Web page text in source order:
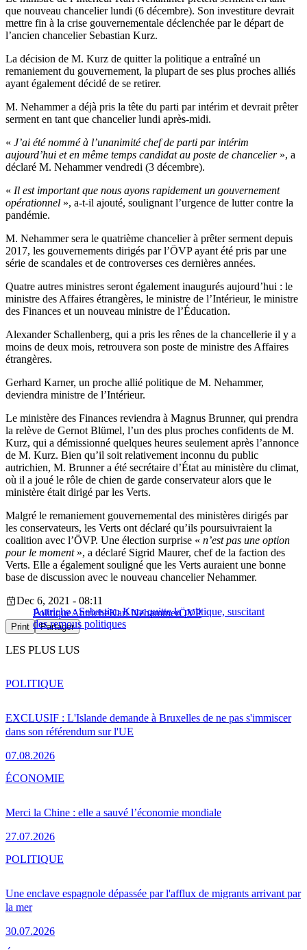
que nouveau chancelier lundi (6 décembre). Son investiture devrait
mettre fin à la crise gouvernementale déclenchée par le départ de
l’ancien chancelier Sebastian Kurz.
La décision de M. Kurz de quitter la politique a entraîné un
remaniement du gouvernement, la plupart de ses plus proches alliés
ayant également décidé de se retirer.
M. Nehammer a déjà pris la tête du parti par intérim et devrait prêter
serment en tant que chancelier lundi après-midi.
« J’ai été nommé à l’unanimité chef de parti par intérim
aujourd’hui et en même temps candidat au poste de chancelier», a
déclaré M. Nehammer vendredi (3 décembre).
« Il est important que nous ayons rapidement un gouvernement
opérationnel », a-t-il ajouté, soulignant l’urgence de lutter contre la
pandémie.
M. Nehammer sera le quatrième chancelier à prêter serment depuis
2017, les gouvernements dirigés par l’ÖVP ayant été pris par une
série de scandales et de controverses ces dernières années.
Quatre autres ministres seront également inaugurés aujourd’hui : le
ministre des Affaires étrangères, le ministre de l’Intérieur, le ministre
des Finances et un nouveau ministre de l’Éducation.
Alexander Schallenberg, qui a pris les rênes de la chancellerie il y a
moins de deux mois, retrouvera son poste de ministre des Affaires
étrangères.
Gerhard Karner, un proche allié politique de M. Nehammer,
deviendra ministre de l’Intérieur.
Le ministère des Finances reviendra à Magnus Brunner, qui prendra
la relève de Gernot Blümel, l’un des plus proches confidents de M.
Kurz, qui a démissionné quelques heures seulement après l’annonce
de M. Kurz. Bien qu’il soit relativement inconnu du public
autrichien, M. Brunner a été secrétaire d’État au ministère du climat,
où il a joué le rôle de chien de garde conservateur alors que le
ministère était dirigé par les Verts.
Malgré le remaniement gouvernemental des ministères dirigés par
les conservateurs, les Verts ont déclaré qu’ils poursuivraient la
coalition avec l’ÖVP. Une élection surprise « n’est pas une option
pour le moment», a déclaré Sigrid Maurer, chef de la faction des
Verts. Elle a également souligné que les Verts auraient une bonne
base de discussion avec le nouveau chancelier Nehammer.
Autriche : Sebastian Kurz quitte la politique, suscitant
des remous politiques
Dec 6, 2021 - 08:11
PolitiqueAutricheKarl NehammerÖVP
Print Partager
LES PLUS LUS
EXCLUSIF : L'Islande demande à Bruxelles de ne pas s'immiscer
dans son référendum sur l'UE
07.08.2026
POLITIQUE
Merci la Chine : elle a sauvé l’économie mondiale
27.07.2026
ÉCONOMIE
Une enclave espagnole dépassée par l'afflux de migrants arrivant par
la mer
30.07.2026
POLITIQUE